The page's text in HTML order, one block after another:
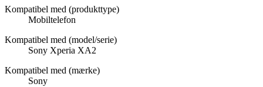
Kompatibel med (produkttype)
Mobiltelefon
Kompatibel med (model/serie)
Sony Xperia XA2
Kompatibel med (mærke)
Sony